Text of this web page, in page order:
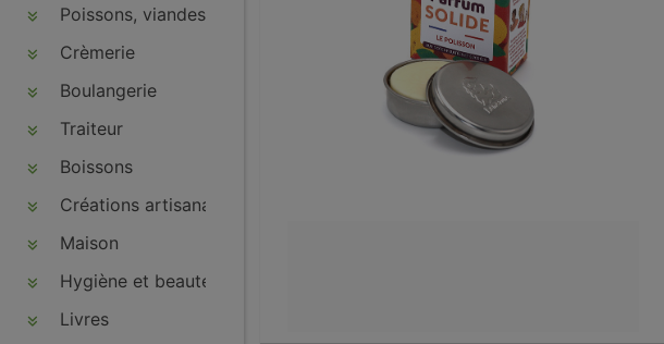
Poissons, viandes, volailles, charcuteries
Crèmerie
Boulangerie
Traiteur
Boissons
Créations artisanales
Maison
Hygiène et beauté
Livres